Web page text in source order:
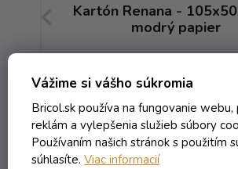
Vážime si vášho súkromia
Bricol.sk používa na fungovanie webu,
reklám a vylepšenia služieb súbory
Používaním našich stránok s použitím
súhlasíte. Viac informacií
Kartón Renana -
modrý papier
4,10 € vrátane DPH
3,33 €/ ks